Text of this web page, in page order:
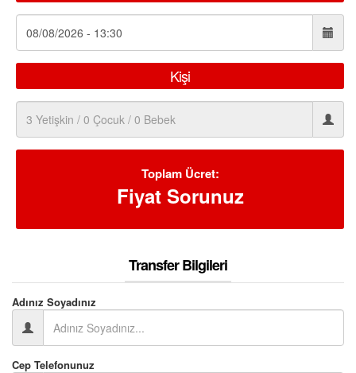
Kişi
Toplam Ücret:
Fiyat Sorunuz
Transfer Bilgileri
Adınız Soyadınız
Cep Telefonunuz